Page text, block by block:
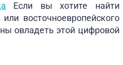
Если вы хотите найти
восточноевропейского
овладеть этой цифровой